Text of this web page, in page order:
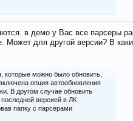
в демо у Вас все парсеры
для другой версии? В
которые можно было обновить,
опция автообновления
В другом случае обновить
версией в ЛК
папку с парсерами